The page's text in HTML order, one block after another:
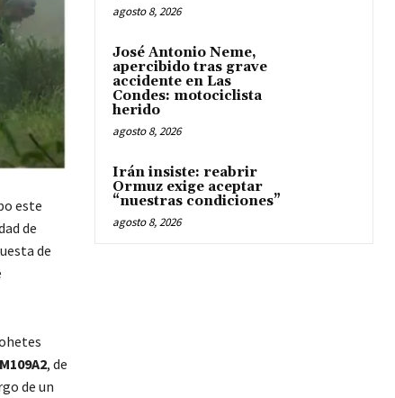
este
de
de
M109A2, de
de un
agosto 8, 2026
José Antonio Neme,
apercibido tras grave
accidente en Las
Condes: motociclista
herido
agosto 8, 2026
Irán insiste: reabrir
Ormuz exige aceptar
“nuestras condiciones”
agosto 8, 2026